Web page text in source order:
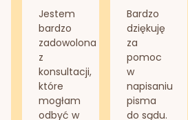
Jestem
bardzo
zadowolona
z
konsultacji,
które
mogłam
odbyć w
Bardzo
dziękuję
za
pomoc
w
napisaniu
pisma
do sądu.